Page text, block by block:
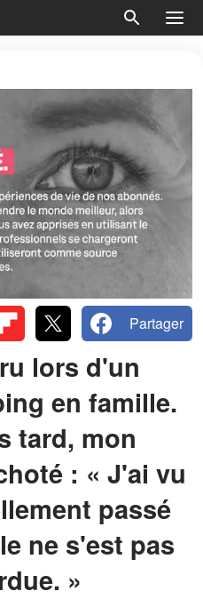
Partager
lors d'un
en famille.
tard, mon
: « J'ai vu
passé
ne s'est pas
»